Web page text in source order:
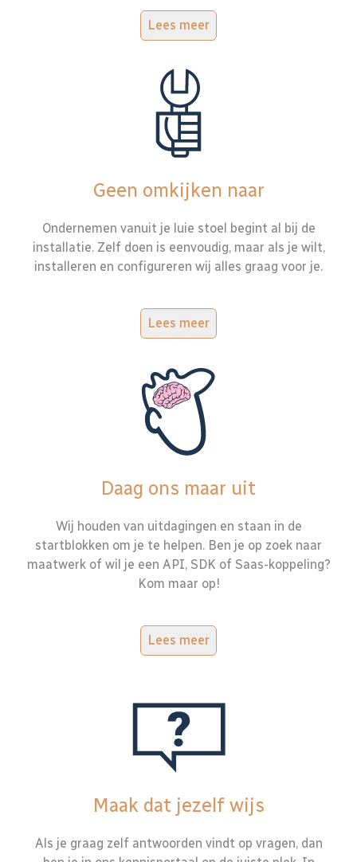
Lees meer
Geen omkijken naar
Ondernemen vanuit je luie stoel begint al bij de
installatie. Zelf doen is eenvoudig, maar als je wilt,
installeren en configureren wij alles graag voor je.
Lees meer
Daag ons maar uit
Wij houden van uitdagingen en staan in de
startblokken om je te helpen. Ben je op zoek naar
maatwerk of wil je een API, SDK of Saas-koppeling?
Kom maar op!
Lees meer
Maak dat jezelf wijs
Als je graag zelf antwoorden vindt op vragen, dan